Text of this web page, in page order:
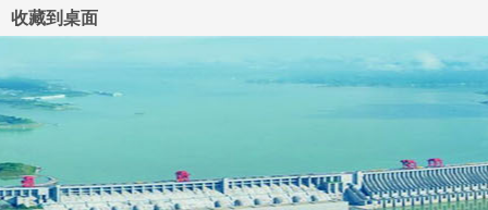
收藏到桌面